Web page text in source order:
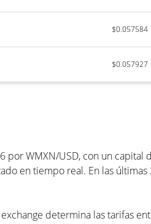
$0.057584
$0.057927
por WMXN/USD, con un
en tiempo real. En las
determina las tarifas